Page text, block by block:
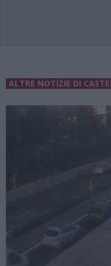
ALTRE NOTIZIE DI